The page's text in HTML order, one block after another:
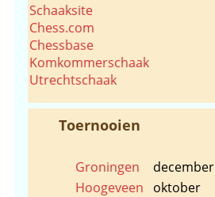
Schaaksite
Chess.com
Chessbase
Komkommerschaak
Utrechtschaak
Toernooien
Groningen
december
Hoogeveen
oktober